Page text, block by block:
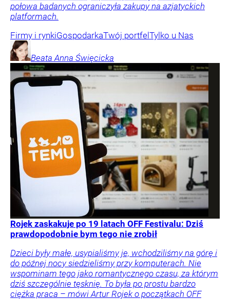
połowa badanych ograniczyła zakupy na azjatyckich
platformach.
Firmy i rynkiGospodarkaTwój portfelTylko u Nas
Beata Anna Święcicka
Rojek zaskakuje po 19 latach OFF Festivalu: Dziś
prawdopodobnie bym tego nie zrobił
Dzieci były małe, usypialiśmy je, wchodziliśmy na górę i
do późnej nocy siedzieliśmy przy komputerach. Nie
wspominam tego jako romantycznego czasu, za którym
dziś szczególnie tęsknię. To była po prostu bardzo
ciężka praca – mówi Artur Rojek o początkach OFF